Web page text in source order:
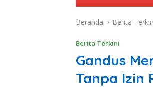
Beranda Berita
Berita Terkini
Gandus
Tanpa Izin